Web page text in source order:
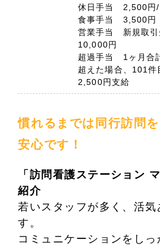
休日手当 2,500円/
食事手当 3,500円
営業手当 新規取引
10,000円
超過手当 1ヶ月合
超えた場合、101件
2,500円支給
慣れるまでは同行訪問
安心です！
「訪問看護ステーション
紹介
若いスタッフが多く、活
す。
コミュニケーションをしっ